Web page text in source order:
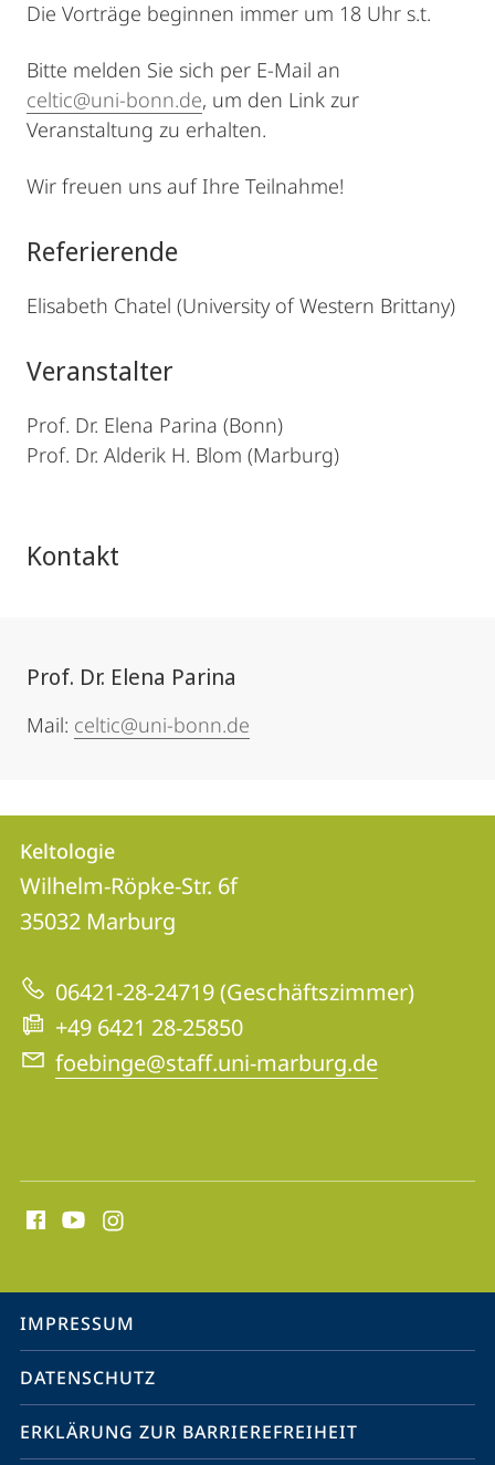
Die Vorträge beginnen immer um 18 Uhr s.t.
Bitte melden Sie sich per E-Mail an
celtic@uni-bonn.de, um den Link zur
Veranstaltung zu erhalten.
Wir freuen uns auf Ihre Teilnahme!
Referierende
Elisabeth Chatel (University of Western Brittany)
Veranstalter
Prof. Dr. Elena Parina (Bonn)
Prof. Dr. Alderik H. Blom (Marburg)
Kontakt
Prof. Dr. Elena Parina
Mail: celtic@uni-bonn.de
Kontakt
und
Informationen
zur
Website
Kontaktinformationen
Keltologie
Keltologie
Wilhelm-Röpke-Str. 6f
35032 Marburg
06421-28-24719 (Geschäftszimmer)
+49 6421 28-25850
foebinge@staff.uni-marburg.de
Media
Service-
Navigation
IMPRESSUM
DATENSCHUTZ
ERKLÄRUNG ZUR BARRIEREFREIHEIT